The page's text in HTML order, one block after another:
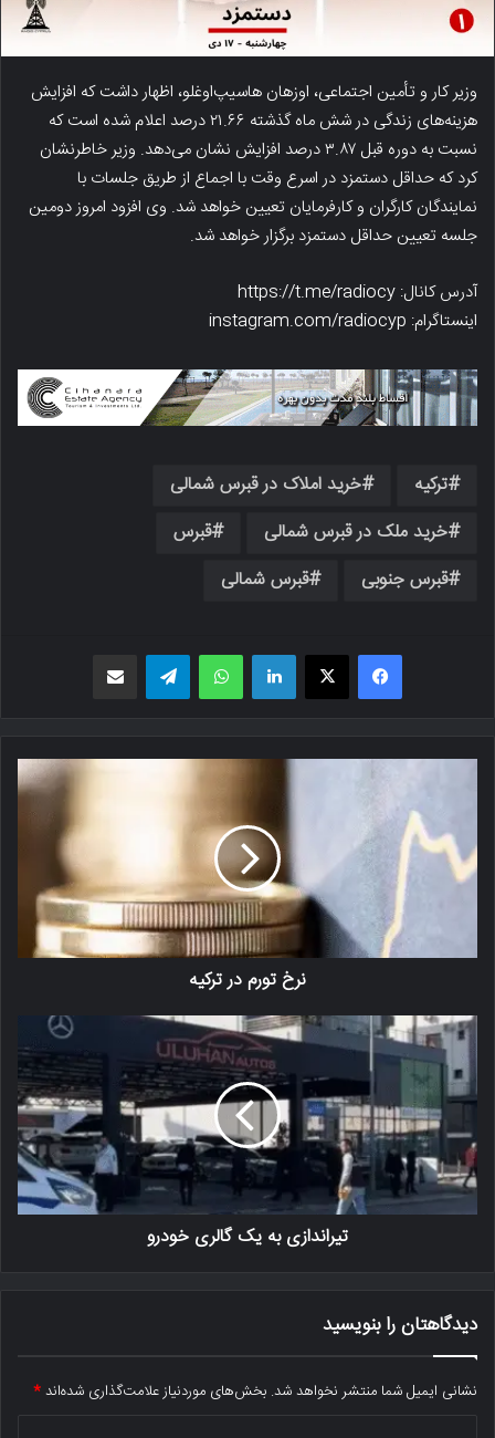
وزیر کار و تأمین اجتماعی، اوزهان هاسیپ‌اوغلو، اظهار داشت که افزایش
هزینه‌های زندگی در شش ماه گذشته ۲۱.۶۶ درصد اعلام شده است که
نسبت به دوره قبل ۳.۸۷ درصد افزایش نشان می‌دهد. وزیر خاطرنشان
کرد که حداقل دستمزد در اسرع وقت با اجماع از طریق جلسات با
نمایندگان کارگران و کارفرمایان تعیین خواهد شد. وی افزود امروز دومین
جلسه تعیین حداقل دستمزد برگزار خواهد شد.
آدرس کانال: https://t.me/radiocy
اینستاگرام: instagram.com/radiocyp
ترکیه
خرید املاک در قبرس شمالی
خرید ملک در قبرس شمالی
قبرس
قبرس جنوبی
قبرس شمالی
فیسبوک X لینکدین واتس اپ
نرخ تورم در ترکیه
تیراندازی به یک گالری خودرو
دیدگاهتان را بنویسید
نشانی ایمیل شما منتشر نخواهد شد. بخش‌های موردنیاز علامت‌گذاری شده‌اند*